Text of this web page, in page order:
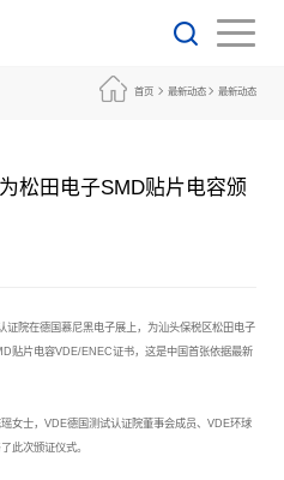
首页 最新动态 最新动态
松田电子SMD贴片电容颁
证院在德国慕尼黑电子展上，为汕头保税区松田电子
贴片电容VDE/ENEC证书，这是中国首张依据最新
女士，VDE德国测试认证院董事会成员、VDE环球
此次颁证仪式。